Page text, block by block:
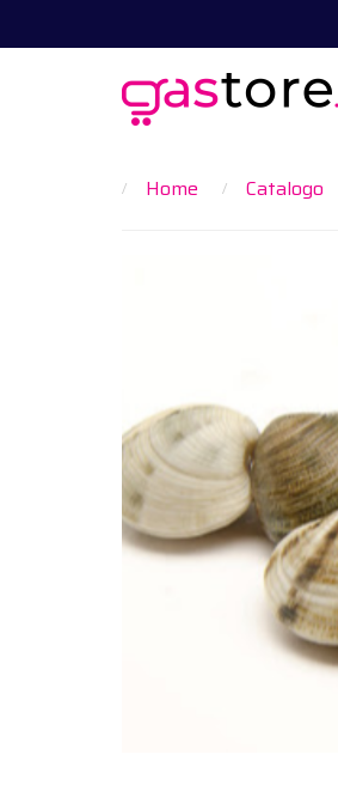
Home Catalogo